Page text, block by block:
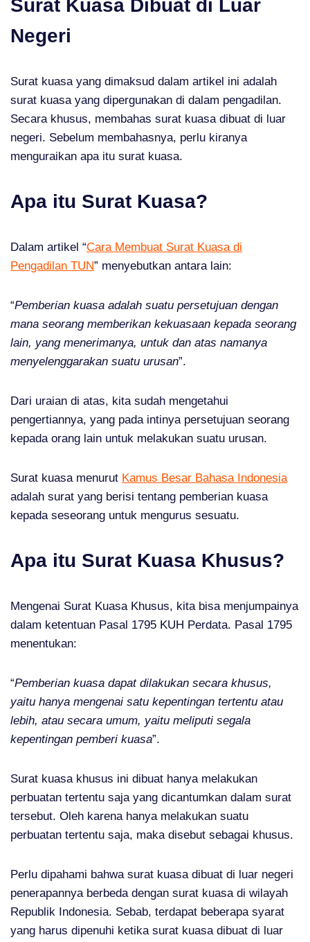
Surat Kuasa Dibuat di Luar
Negeri
Surat kuasa yang dimaksud dalam artikel ini adalah
surat kuasa yang dipergunakan di dalam pengadilan.
Secara khusus, membahas surat kuasa dibuat di luar
negeri. Sebelum membahasnya, perlu kiranya
menguraikan apa itu surat kuasa.
Apa itu Surat Kuasa?
Dalam artikel “Cara Membuat Surat Kuasa di
Pengadilan TUN” menyebutkan antara lain:
“Pemberian kuasa adalah suatu persetujuan dengan
mana seorang memberikan kekuasaan kepada seorang
lain, yang menerimanya, untuk dan atas namanya
menyelenggarakan suatu urusan”.
Dari uraian di atas, kita sudah mengetahui
pengertiannya, yang pada intinya persetujuan seorang
kepada orang lain untuk melakukan suatu urusan.
Surat kuasa menurut Kamus Besar Bahasa Indonesia
adalah surat yang berisi tentang pemberian kuasa
kepada seseorang untuk mengurus sesuatu.
Apa itu Surat Kuasa Khusus?
Mengenai Surat Kuasa Khusus, kita bisa menjumpainya
dalam ketentuan Pasal 1795 KUH Perdata. Pasal 1795
menentukan:
“Pemberian kuasa dapat dilakukan secara khusus,
yaitu hanya mengenai satu kepentingan tertentu atau
lebih, atau secara umum, yaitu meliputi segala
kepentingan pemberi kuasa”.
Surat kuasa khusus ini dibuat hanya melakukan
perbuatan tertentu saja yang dicantumkan dalam surat
tersebut. Oleh karena hanya melakukan suatu
perbuatan tertentu saja, maka disebut sebagai khusus.
Perlu dipahami bahwa surat kuasa dibuat di luar negeri
penerapannya berbeda dengan surat kuasa di wilayah
Republik Indonesia. Sebab, terdapat beberapa syarat
yang harus dipenuhi ketika surat kuasa dibuat di luar